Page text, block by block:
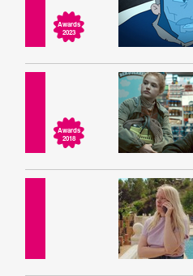
Awards
2023
Awards
2018